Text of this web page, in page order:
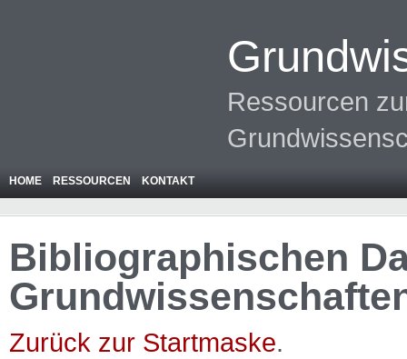
Ressourcen
HOME RESSOURCEN KONTAKT
Bibliographischen
Zurück zur Startmaske.